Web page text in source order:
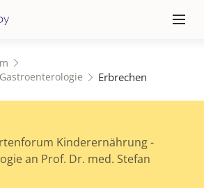
≡
Erbrechen
Kinderernährung -
an Prof. Dr. med. Stefan